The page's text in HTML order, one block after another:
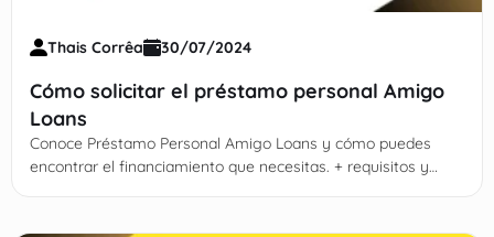
Thais Corrêa 30/07/2024
Cómo solicitar el préstamo personal Amigo
Loans
Conoce Préstamo Personal Amigo Loans y cómo puedes
encontrar el financiamiento que necesitas. + requisitos y